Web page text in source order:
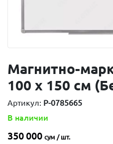
Магнитно-
100 х 150 см
Артикул: P-0785665
В наличии
350 000 сум / шт.